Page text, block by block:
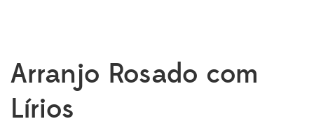
Arranjo Rosado com
Lírios